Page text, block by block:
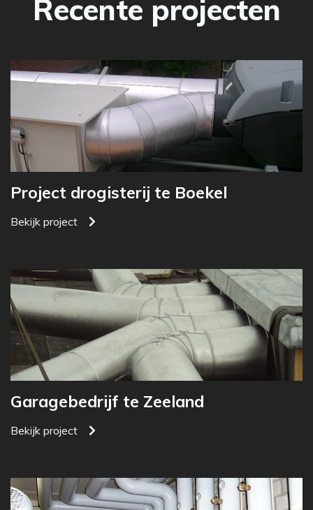
Recente projecten
Project drogisterij te Boekel
Bekijk project
Garagebedrijf te Zeeland
Bekijk project